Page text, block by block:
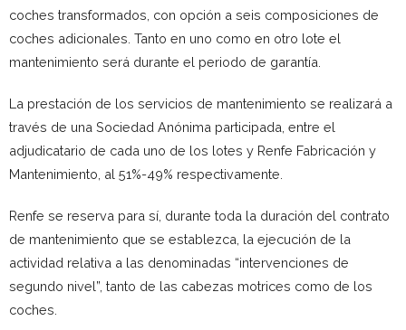
coches transformados, con opción a seis composiciones de
coches adicionales. Tanto en uno como en otro lote el
mantenimiento será durante el periodo de garantía.
La prestación de los servicios de mantenimiento se realizará a
través de una Sociedad Anónima participada, entre el
adjudicatario de cada uno de los lotes y Renfe Fabricación y
Mantenimiento, al 51%-49% respectivamente.
Renfe se reserva para sí, durante toda la duración del contrato
de mantenimiento que se establezca, la ejecución de la
actividad relativa a las denominadas “intervenciones de
segundo nivel”, tanto de las cabezas motrices como de los
coches.